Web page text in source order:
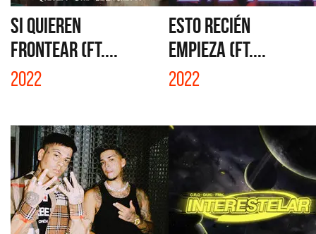
SI QUIEREN
FRONTEAR (FT....
2022
ESTO RECIÉN
EMPIEZA (FT....
2022